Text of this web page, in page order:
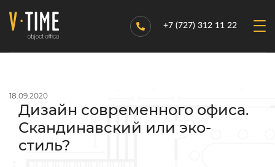
+7 (727) 312 11 22
18.09.2020
Дизайн современного офиса.
Скандинавский или эко-
стиль?